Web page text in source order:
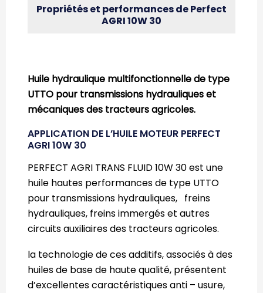
Propriétés et performances de Perfect
AGRI 10W 30
Huile hydraulique multifonctionnelle de type
UTTO pour transmissions hydrauliques et
mécaniques des tracteurs agricoles.
APPLICATION DE L’HUILE MOTEUR PERFECT
AGRI 10W 30
PERFECT AGRI TRANS FLUID 10W 30 est une
huile hautes performances de type UTTO
pour transmissions hydrauliques, freins
hydrauliques, freins immergés et autres
circuits auxiliaires des tracteurs agricoles.
la technologie de ces additifs, associés à des
huiles de base de haute qualité, présentent
d’excellentes caractéristiques anti – usure,